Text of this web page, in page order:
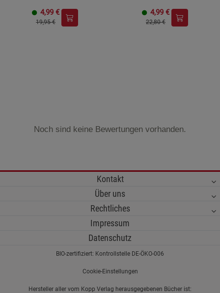
4,99 €
19,95 €
4,99 €
22,80 €
Noch sind keine Bewertungen vorhanden.
Kontakt
Über uns
Rechtliches
Impressum
Datenschutz
BIO-zertifiziert: Kontrollstelle DE-ÖKO-006
Cookie-Einstellungen
Hersteller aller vom Kopp Verlag herausgegebenen Bücher ist: